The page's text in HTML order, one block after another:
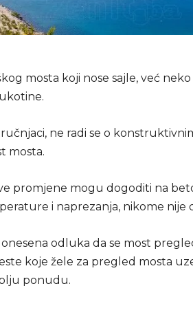
mosta koji nose sajle, već
ne radi se o
mosta.
promjene mogu dogoditi na
i naprezanja, nikome nije
odluka da se most
koje žele za pregled mosta
ponudu.